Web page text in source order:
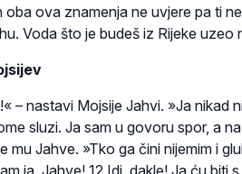
oba ova znamenja ne uvjere pa ti
Voda što je budeš iz Rijeke
– nastavi Mojsije Jahvi. »Ja nikad
sluzi. Ja sam u govoru spor, a
mu Jahve. »Tko ga čini nijemim i
ja, Jahve! 12 Idi, dakle! Ja ću biti